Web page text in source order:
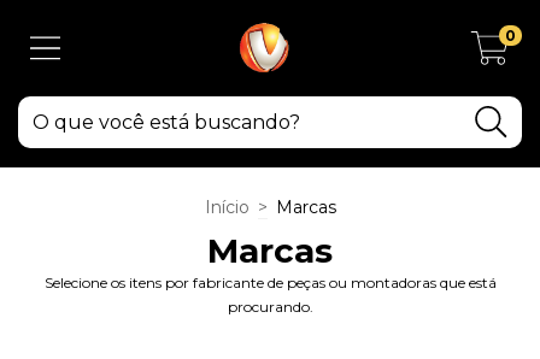
0
Início > Marcas
Marcas
Selecione os itens por fabricante de peças ou montadoras que está
procurando.